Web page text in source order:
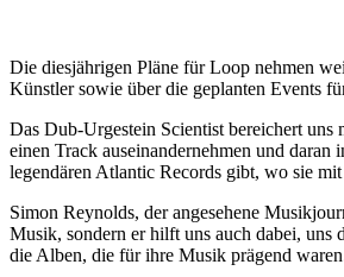
Die diesjährigen Pläne für Loop nehmen
Künstler sowie über die geplanten Events
Das Dub-Urgestein Scientist bereichert
einen Track auseinandernehmen und
legendären Atlantic Records gibt, wo sie
Simon Reynolds, der angesehene
Musik, sondern er hilft uns auch dabei, uns
die Alben, die für ihre Musik prägend